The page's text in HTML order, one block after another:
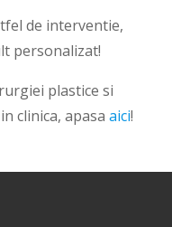
de interventie,
personalizat!
plastice si
clinica, apasa aici!